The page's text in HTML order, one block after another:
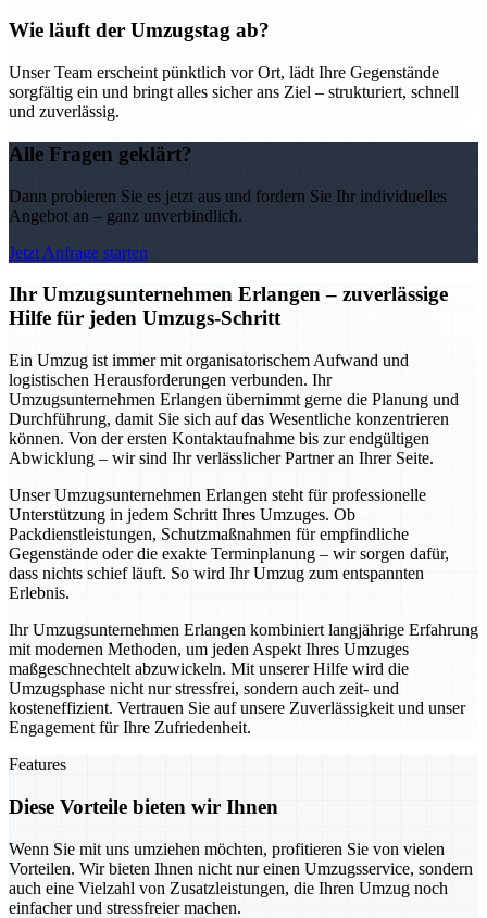
Wie läuft der Umzugstag ab?
Unser Team erscheint pünktlich vor Ort, lädt Ihre Gegenstände
sorgfältig ein und bringt alles sicher ans Ziel – strukturiert, schnell
und zuverlässig.
Alle Fragen geklärt?
Dann probieren Sie es jetzt aus und fordern Sie Ihr individuelles
Angebot an – ganz unverbindlich.
Jetzt Anfrage starten
Ihr Umzugsunternehmen Erlangen – zuverlässige
Hilfe für jeden Umzugs-Schritt
Ein Umzug ist immer mit organisatorischem Aufwand und
logistischen Herausforderungen verbunden. Ihr
Umzugsunternehmen Erlangen übernimmt gerne die Planung und
Durchführung, damit Sie sich auf das Wesentliche konzentrieren
können. Von der ersten Kontaktaufnahme bis zur endgültigen
Abwicklung – wir sind Ihr verlässlicher Partner an Ihrer Seite.
Unser Umzugsunternehmen Erlangen steht für professionelle
Unterstützung in jedem Schritt Ihres Umzuges. Ob
Packdienstleistungen, Schutzmaßnahmen für empfindliche
Gegenstände oder die exakte Terminplanung – wir sorgen dafür,
dass nichts schief läuft. So wird Ihr Umzug zum entspannten
Erlebnis.
Ihr Umzugsunternehmen Erlangen kombiniert langjährige Erfahrung
mit modernen Methoden, um jeden Aspekt Ihres Umzuges
maßgeschnechtelt abzuwickeln. Mit unserer Hilfe wird die
Umzugsphase nicht nur stressfrei, sondern auch zeit- und
kosteneffizient. Vertrauen Sie auf unsere Zuverlässigkeit und unser
Engagement für Ihre Zufriedenheit.
Features
Diese Vorteile bieten wir Ihnen
Wenn Sie mit uns umziehen möchten, profitieren Sie von vielen
Vorteilen. Wir bieten Ihnen nicht nur einen Umzugsservice, sondern
auch eine Vielzahl von Zusatzleistungen, die Ihren Umzug noch
einfacher und stressfreier machen.